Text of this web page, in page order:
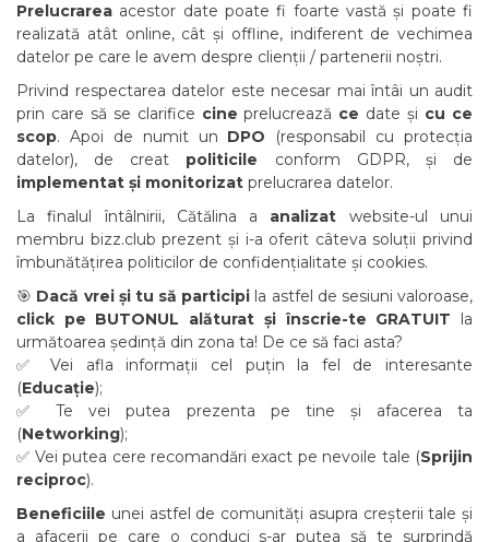
Prelucrarea acestor date poate fi foarte vastă și poate fi
realizată atât online, cât și offline, indiferent de vechimea
datelor pe care le avem despre clienții / partenerii noștri.
Privind respectarea datelor este necesar mai întâi un audit
prin care să se clarifice cine prelucrează ce date și cu ce
scop. Apoi de numit un DPO (responsabil cu protecția
datelor), de creat politicile conform GDPR, și de
implementat și monitorizat prelucrarea datelor.
La finalul întâlnirii, Cătălina a analizat website-ul unui
membru bizz.club prezent și i-a oferit câteva soluții privind
îmbunătățirea politicilor de confidențialitate și cookies.
🎯 Dacă vrei și tu să participi la astfel de sesiuni valoroase,
click pe BUTONUL alăturat și înscrie-te GRATUIT la
următoarea ședință din zona ta! De ce să faci asta?
✅ Vei afla informații cel puțin la fel de interesante
(Educație);
✅ Te vei putea prezenta pe tine și afacerea ta
(Networking);
✅ Vei putea cere recomandări exact pe nevoile tale (Sprijin
reciproc).
Beneficiile unei astfel de comunități asupra creșterii tale și
a afacerii pe care o conduci s-ar putea să te surprindă